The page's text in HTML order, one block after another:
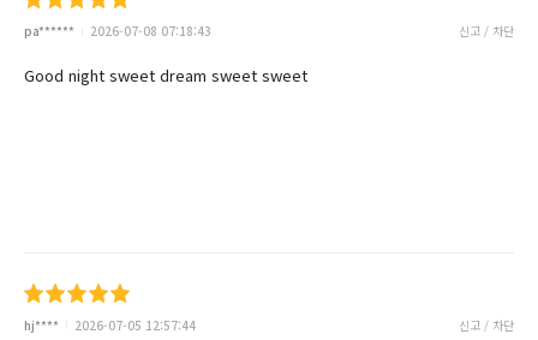
pa****** 2026-07-08 07:18:43 신고 / 차단
Good night sweet dream sweet sweet
hj**** 2026-07-05 12:57:44 신고 / 차단